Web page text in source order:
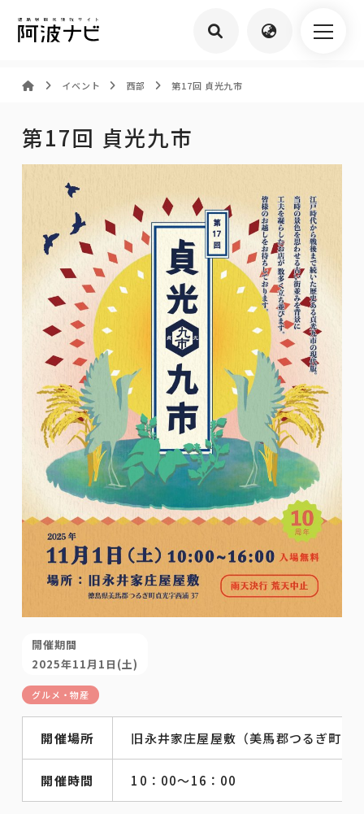
イベント 西部 第17回 貞光九市
第17回 貞光九市
開催期間
2025年11月1日(土)
グルメ・物産
開催場所 旧永井家庄屋屋敷（美馬郡つるぎ町）
開催時間 10：00～16：00